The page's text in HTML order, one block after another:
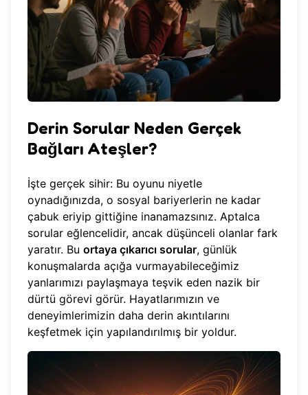
Derin Sorular Neden Gerçek
Bağları Ateşler?
İşte gerçek sihir: Bu oyunu niyetle
oynadığınızda, o sosyal bariyerlerin ne kadar
çabuk eriyip gittiğine inanamazsınız. Aptalca
sorular eğlencelidir, ancak düşünceli olanlar fark
yaratır. Bu ortaya çıkarıcı sorular, günlük
konuşmalarda açığa vurmayabileceğimiz
yanlarımızı paylaşmaya teşvik eden nazik bir
dürtü görevi görür. Hayatlarımızın ve
deneyimlerimizin daha derin akıntılarını
keşfetmek için yapılandırılmış bir yoldur.